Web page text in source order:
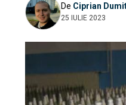
De Ciprian
25 IULIE 2023